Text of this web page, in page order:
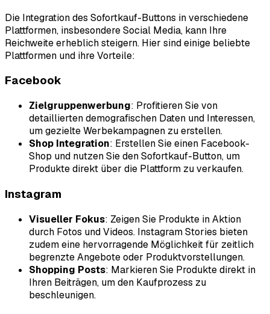
Die Integration des Sofortkauf-Buttons in verschiedene
Plattformen, insbesondere Social Media, kann Ihre
Reichweite erheblich steigern. Hier sind einige beliebte
Plattformen und ihre Vorteile:
Facebook
Zielgruppenwerbung: Profitieren Sie von
detaillierten demografischen Daten und Interessen,
um gezielte Werbekampagnen zu erstellen.
Shop Integration: Erstellen Sie einen Facebook-
Shop und nutzen Sie den Sofortkauf-Button, um
Produkte direkt über die Plattform zu verkaufen.
Instagram
Visueller Fokus: Zeigen Sie Produkte in Aktion
durch Fotos und Videos. Instagram Stories bieten
zudem eine hervorragende Möglichkeit für zeitlich
begrenzte Angebote oder Produktvorstellungen.
Shopping Posts: Markieren Sie Produkte direkt in
Ihren Beiträgen, um den Kaufprozess zu
beschleunigen.